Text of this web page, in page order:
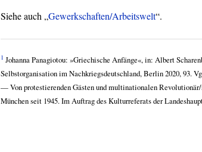
Siehe auch „Gewerkschaften/Arbeitswelt“.
1 Johanna Panagiotou: »Griechische Anfänge«, in: Albert
Selbstorganisation im Nachkriegsdeutschland, Berlin 2020, 93.
— Von protestierenden Gästen und multinationalen
München seit 1945. Im Auftrag des Kulturreferats der